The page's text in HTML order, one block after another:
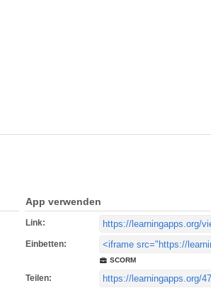
App verwenden
Link:
Einbetten:
SCORM
Teilen: